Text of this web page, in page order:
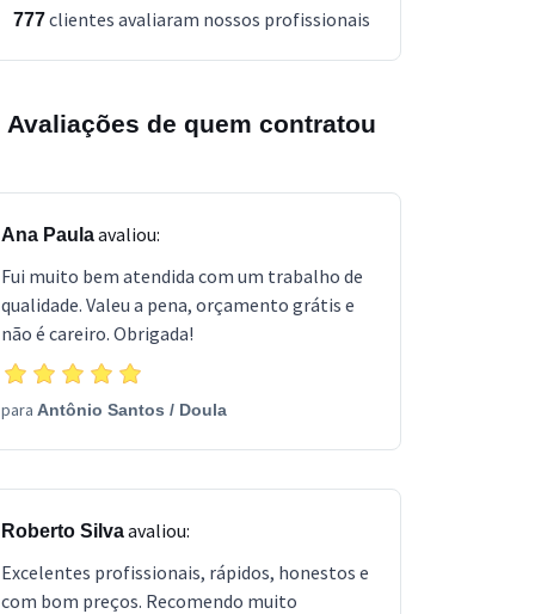
777clientes avaliaram nossos profissionais
Avaliações de quem contratou
Ana Paulaavaliou:
Fui muito bem atendida com um trabalho de
qualidade. Valeu a pena, orçamento grátis e
não é careiro. Obrigada!
para Antônio Santos / Doula
Roberto Silvaavaliou:
Excelentes profissionais, rápidos, honestos e
com bom preços. Recomendo muito